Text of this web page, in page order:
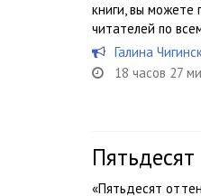
книги, вы можете
читателей по
Галина
18 часов 27
«Пятьдесят